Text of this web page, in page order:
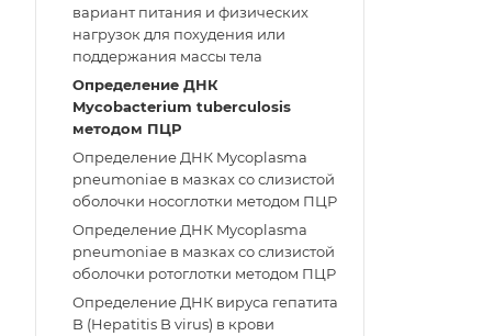
вариант питания и физических
нагрузок для похудения или
поддержания массы тела
Определение ДНК
Mycobacterium tuberculosis
методом ПЦР
Определение ДНК Mycoplasma
pneumoniae в мазках со слизистой
оболочки носоглотки методом ПЦР
Определение ДНК Mycoplasma
pneumoniae в мазках со слизистой
оболочки ротоглотки методом ПЦР
Определение ДНК вируса гепатита
B (Hepatitis B virus) в крови